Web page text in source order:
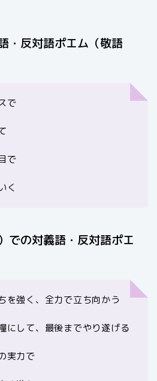
・反対語ポエム（敬語
で
で
く
での対義語・反対語ポエ
を強く、全力で立ち向かう
にして、最後までやり遂げる
実力で